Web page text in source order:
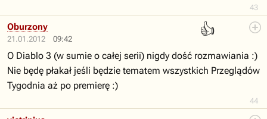
43
21.01.2012 09:42
👍
44
Oburzony
O Diablo 3 (w sumie o całej serii) nigdy dość rozmawiania :)
Nie będę płakał jeśli będzie tematem wszystkich Przeglądów
Tygodnia aż po premierę :)